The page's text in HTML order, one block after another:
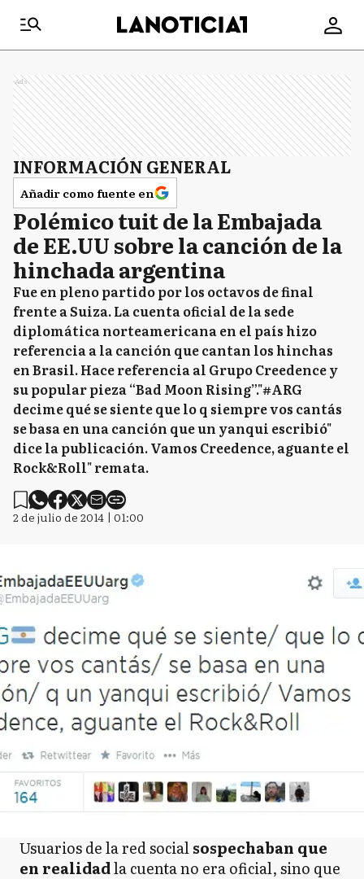
Ads
INFORMACIÓN GENERAL
Añadir como fuente en
Polémico tuit de la Embajada
de EE.UU sobre la canción de la
hinchada argentina
Fue en pleno partido por los octavos de final
frente a Suiza. La cuenta oficial de la sede
diplomática norteamericana en el país hizo
referencia a la canción que cantan los hinchas
en Brasil. Hace referencia al Grupo Creedence y
su popular pieza “Bad Moon Rising”."#ARG
decime qué se siente que lo q siempre vos cantás
se basa en una canción que un yanqui escribió"
dice la publicación. Vamos Creedence, aguante el
Rock&Roll​" remata.
2 de julio de 2014 | 01:00
Usuarios de la red socialsospechaban que
en realidadla cuenta no era oficial, sino que